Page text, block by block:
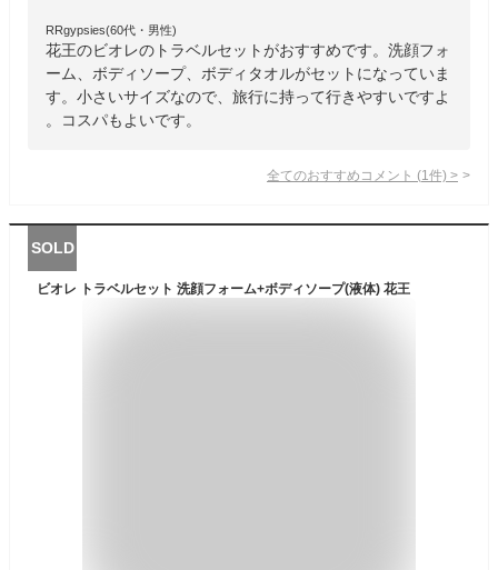
RRgypsies(60代・男性)
花王のビオレのトラベルセットがおすすめです。洗顔フォ
ーム、ボディソープ、ボディタオルがセットになっていま
す。小さいサイズなので、旅行に持って行きやすいですよ
。コスパもよいです。
全てのおすすめコメント (1 件) >
SOLD
ビオレ トラベルセット 洗顔フォーム+ボディソープ(液体) 花王